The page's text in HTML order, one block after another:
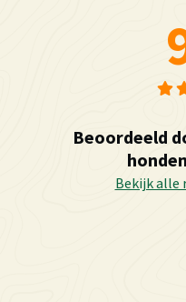
Beoordeeld
Bekijk alle